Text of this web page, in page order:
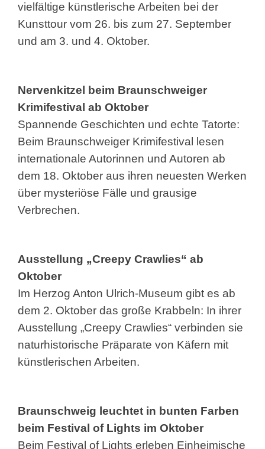
vielfältige künstlerische Arbeiten bei der
Kunsttour vom 26. bis zum 27. September
und am 3. und 4. Oktober.
Nervenkitzel beim Braunschweiger
Krimifestival ab Oktober
Spannende Geschichten und echte Tatorte:
Beim Braunschweiger Krimifestival lesen
internationale Autorinnen und Autoren ab
dem 18. Oktober aus ihren neuesten Werken
über mysteriöse Fälle und grausige
Verbrechen.
Ausstellung „Creepy Crawlies“ ab
Oktober
Im Herzog Anton Ulrich-Museum gibt es ab
dem 2. Oktober das große Krabbeln: In ihrer
Ausstellung „Creepy Crawlies“ verbinden sie
naturhistorische Präparate von Käfern mit
künstlerischen Arbeiten.
Braunschweig leuchtet in bunten Farben
beim Festival of Lights im Oktober
Beim Festival of Lights erleben Einheimische